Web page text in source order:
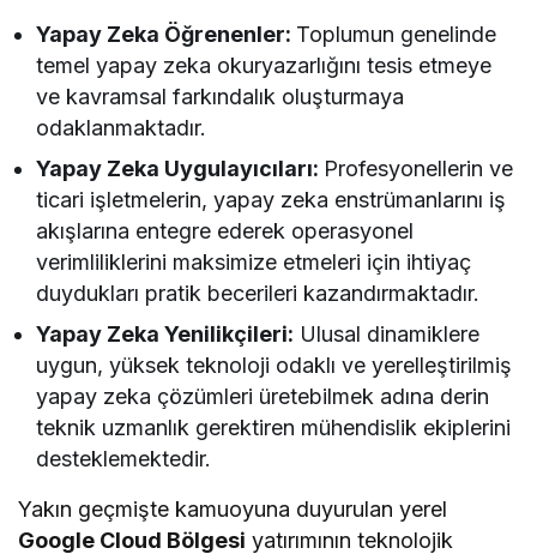
Yapay Zeka Öğrenenler: Toplumun genelinde
temel yapay zeka okuryazarlığını tesis etmeye
ve kavramsal farkındalık oluşturmaya
odaklanmaktadır.
Yapay Zeka Uygulayıcıları: Profesyonellerin ve
ticari işletmelerin, yapay zeka enstrümanlarını iş
akışlarına entegre ederek operasyonel
verimliliklerini maksimize etmeleri için ihtiyaç
duydukları pratik becerileri kazandırmaktadır.
Yapay Zeka Yenilikçileri: Ulusal dinamiklere
uygun, yüksek teknoloji odaklı ve yerelleştirilmiş
yapay zeka çözümleri üretebilmek adına derin
teknik uzmanlık gerektiren mühendislik ekiplerini
desteklemektedir.
Yakın geçmişte kamuoyuna duyurulan yerel
Google Cloud Bölgesi yatırımının teknolojik